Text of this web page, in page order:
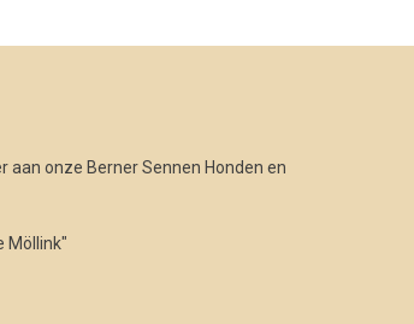
aan onze Berner Sennen Honden en
Möllink"